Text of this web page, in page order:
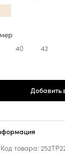
40 42
Добавить
Код товара: